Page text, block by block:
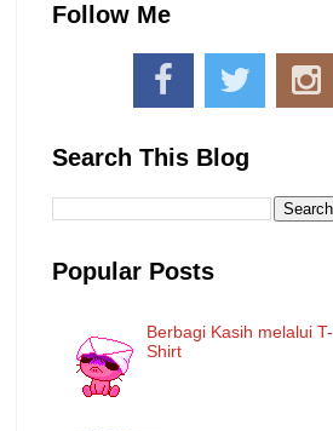
Follow Me
Search This Blog
Popular Posts
Berbagi Kasih melalui T-
Shirt